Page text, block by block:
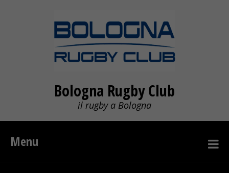
Bologna Rugby Club
il rugby a Bologna
Menu